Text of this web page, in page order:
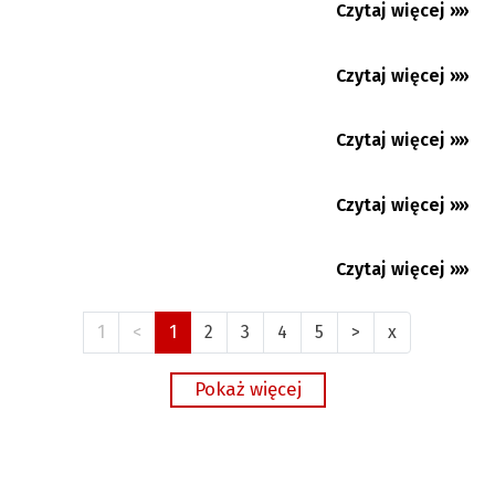
06.08.2026
Czytaj więcej »»
06.08.2026
Czytaj więcej »»
06.08.2026
Czytaj więcej »»
06.08.2026
Czytaj więcej »»
05.08.2026
Czytaj więcej »»
1 < 1 2 3 4 5 > x